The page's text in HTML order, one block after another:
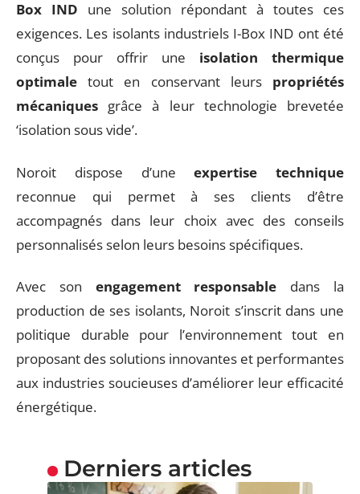
Box IND une solution répondant à toutes ces
exigences. Les isolants industriels I-Box IND ont été
conçus pour offrir une isolation thermique
optimale tout en conservant leurs propriétés
mécaniques grâce à leur technologie brevetée
‘isolation sous vide’.
Noroit dispose d’uneexpertise technique
reconnue qui permet à ses clients d’être
accompagnés dans leur choix avec des conseils
personnalisés selon leurs besoins spécifiques.
Avec son engagement responsable dans la
production de ses isolants, Noroit s’inscrit dans une
politique durable pour l’environnement tout en
proposant des solutions innovantes et performantes
aux industries soucieuses d’améliorer leur efficacité
énergétique.
Derniers articles